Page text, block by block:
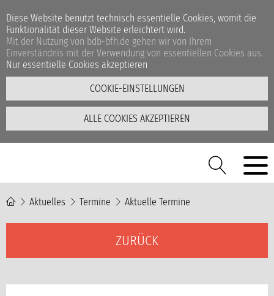
Diese Website benutzt technisch essentielle Cookies, womit die
Funktionalität dieser Website erleichtert wird.
Mit der Nutzung von bdb-bfh.de gehen wir von Ihrem
Einverständnis mit der Verwendung von essentiellen Cookies aus.
Nur essentielle Cookies akzeptieren
COOKIE-EINSTELLUNGEN
ALLE COOKIES AKZEPTIEREN
Aktuelles Termine Aktuelle Termine
ZURÜCK